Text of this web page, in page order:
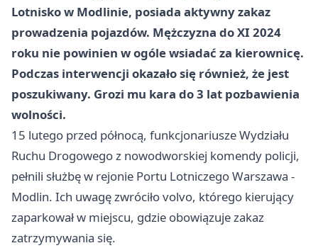
Lotnisko w Modlinie, posiada aktywny zakaz
prowadzenia pojazdów. Mężczyzna do XI 2024
roku nie powinien w ogóle wsiadać za kierownicę.
Podczas interwencji okazało się również, że jest
poszukiwany. Grozi mu kara do 3 lat pozbawienia
wolności.
15 lutego przed północą, funkcjonariusze Wydziału
Ruchu Drogowego z nowodworskiej komendy policji,
pełnili służbę w rejonie Portu LotniczegoWarszawa -
Modlin. Ich uwagę zwróciło volvo, którego kierujący
zaparkował w miejscu, gdzie obowiązuje zakaz
zatrzymywania się.